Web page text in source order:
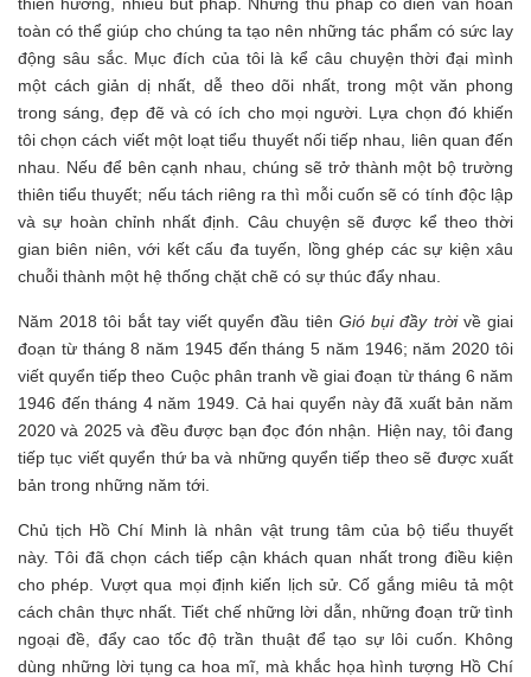
toàn có thể giúp cho chúng ta tạo nên những tác phẩm có sức lay
động sâu sắc. Mục đích của tôi là kể câu chuyện thời đại mình
một cách giản dị nhất, dễ theo dõi nhất, trong một văn phong
trong sáng, đẹp đẽ và có ích cho mọi người. Lựa chọn đó khiến
tôi chọn cách viết một loạt tiểu thuyết nối tiếp nhau, liên quan đến
nhau. Nếu để bên cạnh nhau, chúng sẽ trở thành một bộ trường
thiên tiểu thuyết; nếu tách riêng ra thì mỗi cuốn sẽ có tính độc lập
và sự hoàn chỉnh nhất định. Câu chuyện sẽ được kể theo thời
gian biên niên, với kết cấu đa tuyến, lồng ghép các sự kiện xâu
chuỗi thành một hệ thống chặt chẽ có sự thúc đẩy nhau.
Năm 2018 tôi bắt tay viết quyển đầu tiên Gió bụi đầy trờivề giai
đoạn từ tháng 8 năm 1945 đến tháng 5 năm 1946; năm 2020 tôi
viết quyển tiếp theo Cuộc phân tranh về giai đoạn từ tháng 6 năm
1946 đến tháng 4 năm 1949. Cả hai quyển này đã xuất bản năm
2020 và 2025 và đều được bạn đọc đón nhận. Hiện nay, tôi đang
tiếp tục viết quyển thứ ba và những quyển tiếp theo sẽ được xuất
bản trong những năm tới.
Chủ tịch Hồ Chí Minh là nhân vật trung tâm của bộ tiểu thuyết
này. Tôi đã chọn cách tiếp cận khách quan nhất trong điều kiện
cho phép. Vượt qua mọi định kiến lịch sử. Cố gắng miêu tả một
cách chân thực nhất. Tiết chế những lời dẫn, những đoạn trữ tình
ngoại đề, đẩy cao tốc độ trần thuật để tạo sự lôi cuốn. Không
dùng những lời tụng ca hoa mĩ, mà khắc họa hình tượng Hồ Chí